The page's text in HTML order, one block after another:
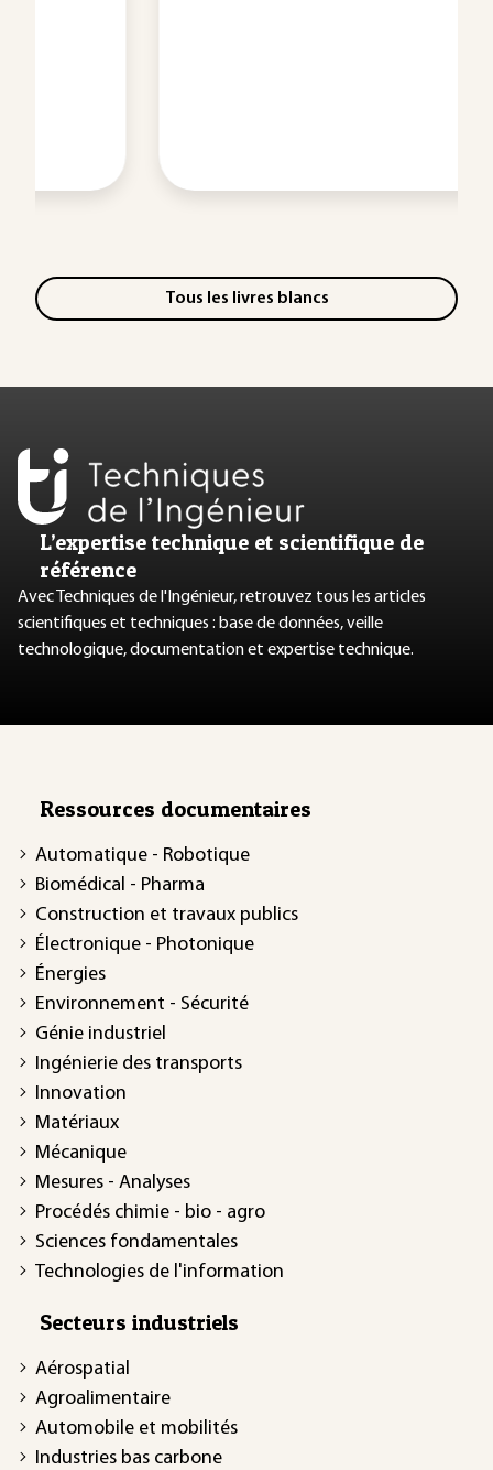
Tous les livres blancs
L’expertise technique et scientifique de
référence
Avec Techniques de l'Ingénieur, retrouvez tous les articles
scientifiques et techniques : base de données, veille
technologique, documentation et expertise technique.
Ressources documentaires
Automatique - Robotique
Biomédical - Pharma
Construction et travaux publics
Électronique - Photonique
Énergies
Environnement - Sécurité
Génie industriel
Ingénierie des transports
Innovation
Matériaux
Mécanique
Mesures - Analyses
Procédés chimie - bio - agro
Sciences fondamentales
Technologies de l'information
Secteurs industriels
Aérospatial
Agroalimentaire
Automobile et mobilités
Industries bas carbone